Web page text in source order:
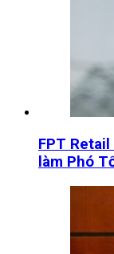
FPT
làm Phó